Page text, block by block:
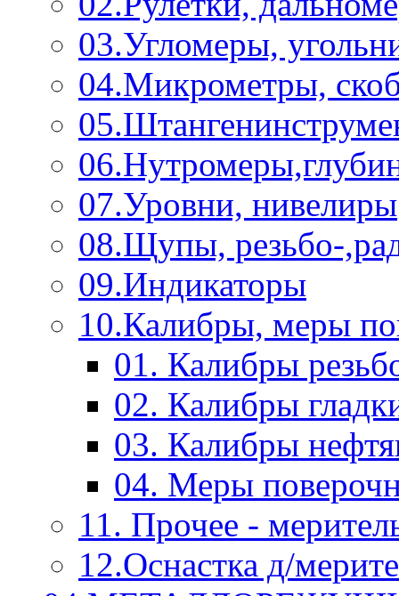
03.Угломеры,
04.Микрометры,
07.Уровни, нивелиры
08.Щупы, резьбо-
09.Индикаторы
10.Калибры, меры
01. Калибры
02. Калибры
03. Калибры
04. Меры
11. Прочее -
12.Оснастка д/